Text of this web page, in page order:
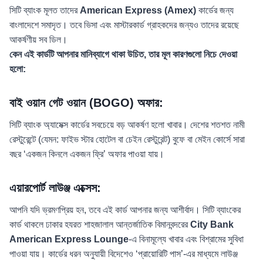
সিটি ব্যাংক মূলত তাদেরAmerican Express (Amex) কার্ডের জন্য
বাংলাদেশে সমাদৃত। তবে ভিসা এবং মাস্টারকার্ড গ্রাহকদের জন্যও তাদের রয়েছে
আকর্ষণীয় সব ডিল।
কেন এই কার্ডটি আপনার মানিব্যাগে থাকা উচিত, তার মূল কারণগুলো নিচে দেওয়া
হলো:
বাই ওয়ান গেট ওয়ান (BOGO) অফার:
সিটি ব্যাংক অ্যামেক্স কার্ডের সবচেয়ে বড় আকর্ষণ হলো খাবার। দেশের শতশত নামী
রেস্টুরেন্টে (যেমন: ফাইভ স্টার হোটেল বা চেইন রেস্টুরেন্ট) বুফে বা মেইন কোর্সে সারা
বছর ‘একজন কিনলে একজন ফ্রি’ অফার পাওয়া যায়।
এয়ারপোর্ট লাউঞ্জ এক্সেস:
আপনি যদি ভ্রমণপ্রিয় হন, তবে এই কার্ড আপনার জন্য আশীর্বাদ। সিটি ব্যাংকের
কার্ড থাকলে ঢাকার হযরত শাহজালাল আন্তর্জাতিক বিমানবন্দরেরCity Bank
American Express Lounge-এ বিনামূল্যে খাবার এবং বিশ্রামের সুবিধা
পাওয়া যায়। কার্ডের ধরন অনুযায়ী বিদেশেও ‘প্রায়োরিটি পাস’-এর মাধ্যমে লাউঞ্জ